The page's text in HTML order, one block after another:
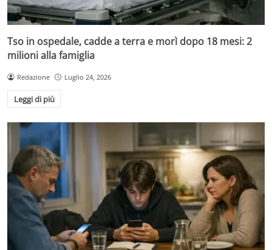
Tso in ospedale, cadde a terra e morì dopo 18 mesi: 2
milioni alla famiglia
Redazione Luglio 24, 2026
Leggi di più